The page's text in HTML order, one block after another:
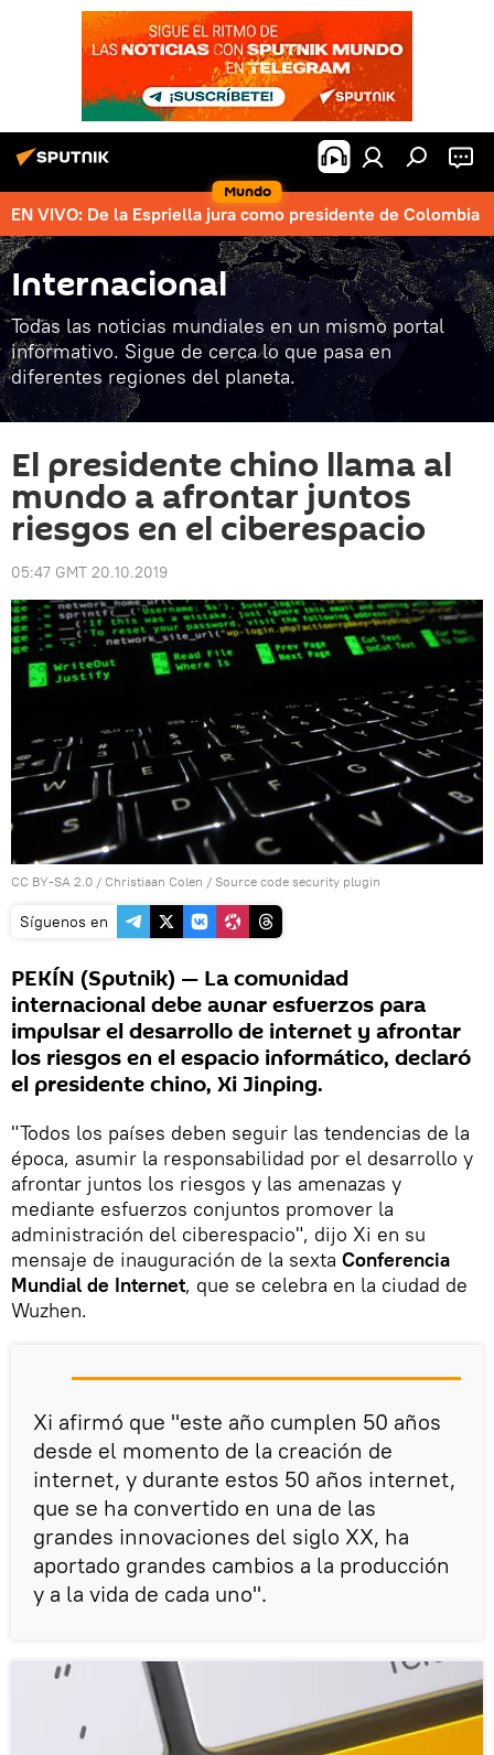
Mundo
EN VIVO: De la Espriella jura como presidente de Colombia
Internacional
Todas las noticias mundiales en un mismo portal
informativo. Sigue de cerca lo que pasa en
diferentes regiones del planeta.
El presidente chino llama al
mundo a afrontar juntos
riesgos en el ciberespacio
05:47 GMT 20.10.2019
CC BY-SA 2.0 / Christiaan Colen / Source code security plugin
Síguenos en
PEKÍN (Sputnik) — La comunidad
internacional debe aunar esfuerzos para
impulsar el desarrollo de internet y afrontar
los riesgos en el espacio informático, declaró
el presidente chino, Xi Jinping.
"Todos los países deben seguir las tendencias de la
época, asumir la responsabilidad por el desarrollo y
afrontar juntos los riesgos y las amenazas y
mediante esfuerzos conjuntos promover la
administración del ciberespacio", dijo Xi en su
mensaje de inauguración de la sexta Conferencia
Mundial de Internet, que se celebra en la ciudad de
Wuzhen.
Xi afirmó que "este año cumplen 50 años
desde el momento de la creación de
internet, y durante estos 50 años internet,
que se ha convertido en una de las
grandes innovaciones del siglo XX, ha
aportado grandes cambios a la producción
y a la vida de cada uno".